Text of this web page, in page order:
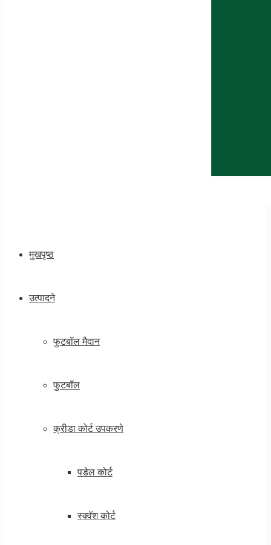
मुखपृष्ठ
उत्पादने
फुटबॉल मैदान
फुटबॉल
क्रीडा कोर्ट उपकरणे
पडेल कोर्ट
स्क्वॅश कोर्ट